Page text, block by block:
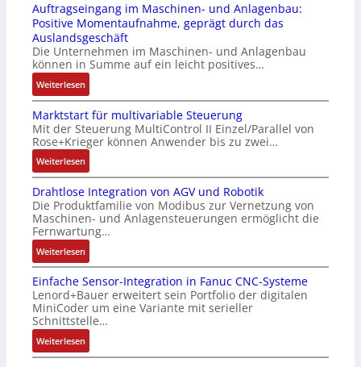
s
t
s
i
c
h
f
l
e
x
i
b
e
l
f
ü
r
i
e
A
n
w
r
i
n
g
e
n
4
G
u
n
d
5
G
a
u
f
d
n
R
a
p
3
-
Z
e
r
t
i
f
i
z
i
e
u
n
g
b
e
s
t
ä
t
i
u
c
k
a
u
s
g
l
e
i
c
h
e
l
e
m
e
n
t
e
m
i
Auftragseingang im Maschinen- und Anlagenbau:
Positive Momentaufnahme, geprägt durch das
Auslandsgeschäft
Die Unternehmen im Maschinen- und Anlagenbau
können in Summe auf ein leicht positives…
Weiterlesen:
A
u
f
t
r
a
g
s
e
i
n
g
a
n
g
i
m
M
Marktstart für multivariable Steuerung
Mit der Steuerung MultiControl II Einzel/Parallel von
Rose+Krieger können Anwender bis zu zwei…
Weiterlesen:
M
a
r
k
t
s
t
a
r
t
f
ü
r
Drahtlose Integration von AGV und Robotik
Die Produktfamilie von Modibus zur Vernetzung von
Maschinen- und Anlagensteuerungen ermöglicht die
Fernwartung…
Weiterlesen:
D
r
a
h
t
l
o
Einfache Sensor-Integration in Fanuc CNC-Systeme
Lenord+Bauer erweitert sein Portfolio der digitalen
MiniCoder um eine Variante mit serieller
Schnittstelle…
Weiterlesen:
E